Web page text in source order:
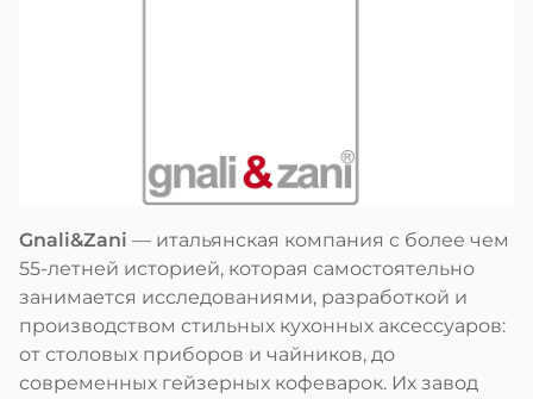
Gnali&Zani — итальянская компания с более чем
55-летней историей, которая самостоятельно
занимается исследованиями, разработкой и
производством стильных кухонных аксессуаров:
от столовых приборов и чайников, до
современных гейзерных кофеварок. Их завод